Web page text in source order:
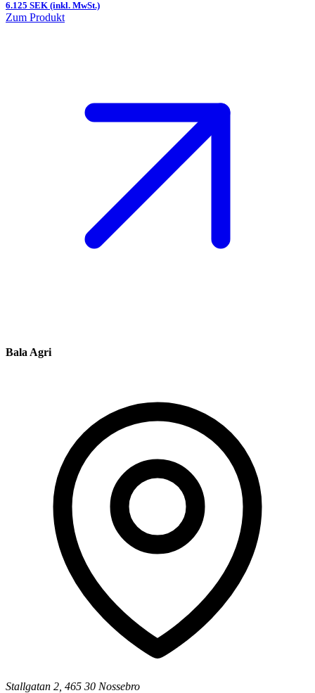
6.125 SEK (inkl. MwSt.)
Zum Produkt
Bala Agri
Stallgatan 2, 465 30 Nossebro